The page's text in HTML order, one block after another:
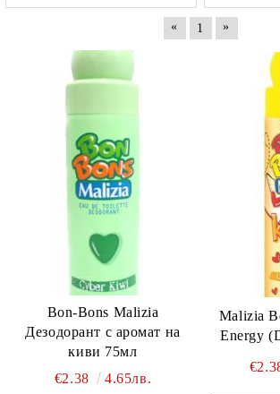
« 1 »
Bon-Bons Malizia
Дезодорант с аромат на
киви 75мл
€2.38
4.65лв.
Malizia
Energy